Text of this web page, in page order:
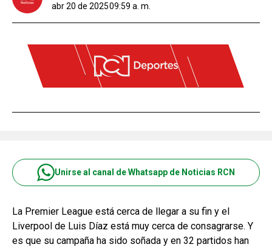
abr 20 de 202509:59 a. m.
Unirse al canal de Whatsapp de Noticias RCN
La Premier League está cerca de llegar a su fin y el
Liverpool de Luis Díaz está muy cerca de consagrarse. Y
es que su campaña ha sido soñada y en 32 partidos han